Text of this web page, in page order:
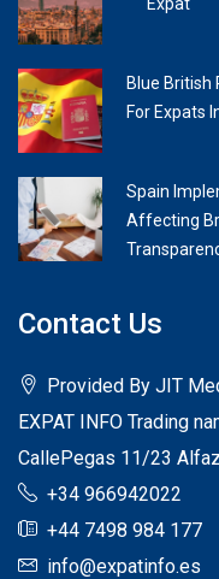
Blue British
For Expats
Spain
Affecting
Contact Us
Provided By JIT
EXPAT INFO Trading
CallePegas 11/23
+34 966942022
+44 7498 984 177
info@expatinfo.es